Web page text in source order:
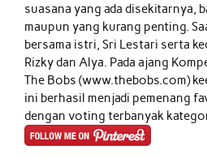
suasana yang ada disekitarnya,
maupun yang kurang penting.
bersama istri, Sri Lestari serta
Rizky dan Alya. Pada ajang
The Bobs (www.thebobs.com)
ini berhasil menjadi pemenang
dengan voting terbanyak